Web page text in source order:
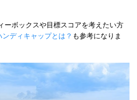
ーボックスや目標スコアを考えたい方
ンディキャップとは？ も参考になりま